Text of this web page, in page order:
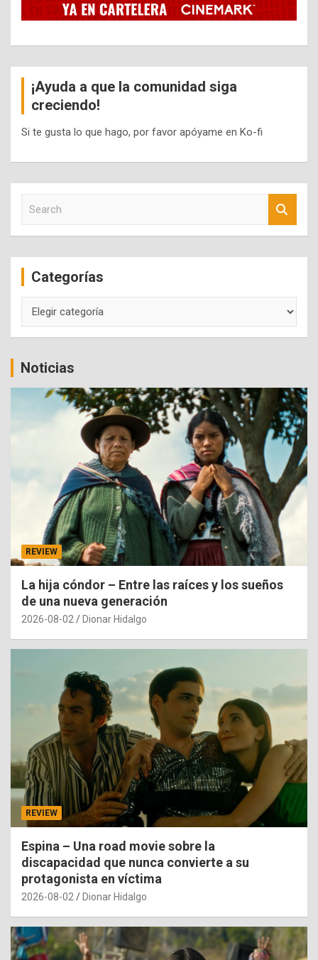
¡Ayuda a que la comunidad siga
creciendo!
Si te gusta lo que hago, por favor apóyame en Ko-fi
c
Categorías
Noticias
REVIEW
La hija cóndor – Entre las raíces y los sueños
de una nueva generación
2026-08-02 Dionar Hidalgo
REVIEW
Espina – Una road movie sobre la
discapacidad que nunca convierte a su
protagonista en víctima
2026-08-02 Dionar Hidalgo